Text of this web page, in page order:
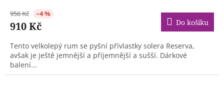
956 Kč –4 %
910 Kč Do košíku
Tento velkolepý rum se pyšní přívlastky solera Reserva,
avšak je ještě jemnější a příjemnější a sušší. Dárkové
balení...